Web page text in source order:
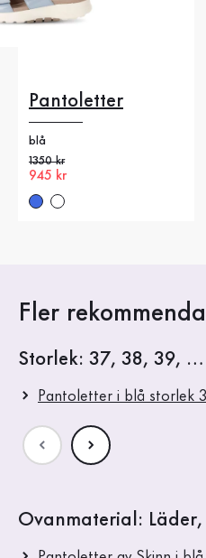
Pantoletter
blå
Gammalt pris
1350 kr
Nytt pris
945 kr
Fler
Storlek: 37, 38, 39, …
Pantoletter i blå storlek
Ovanmaterial: